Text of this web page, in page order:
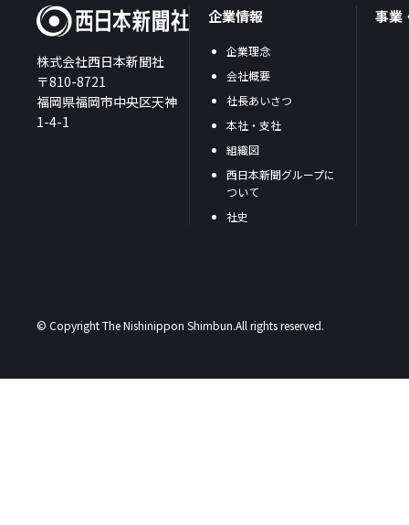
株式会社西日本新聞社
〒810-8721
福岡県福岡市中央区天神
1-4-1
企業情報
企業理念
会社概要
社長あいさつ
本社・支社
組織図
西日本新聞グループに
ついて
社史
事業
© Copyright The Nishinippon Shimbun.All rights reserved.